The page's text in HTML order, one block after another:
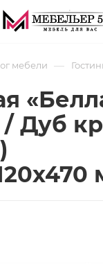
мебели —
/ Дуб